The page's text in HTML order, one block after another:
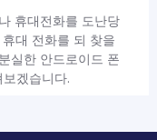
휴대전화를 도난당
대 전화를 되 찾을
실한 안드로이드 폰
겠습니다.